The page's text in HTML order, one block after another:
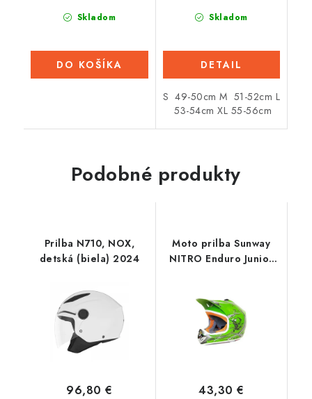
Skladom
DO KOŠÍKA
Skladom
DETAIL
S 49-50cm M 51-52cm L
53-54cm XL 55-56cm
Podobné produkty
Prilba N710, NOX,
detská (biela) 2024
96,80 €
Moto prilba Sunway
NITRO Enduro Junior
43,30 €